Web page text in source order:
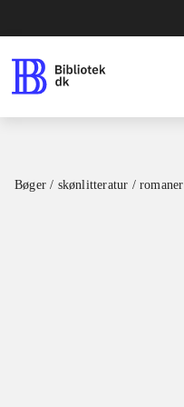
Bøger / skønlitteratur / romaner